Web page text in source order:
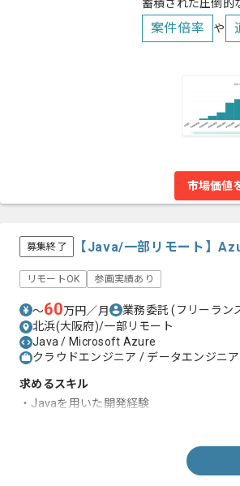
蓄積された圧倒的
案件倍率 や
市場価値
募集終了 【Java/一部リモート】
リモートOK 参画実績あり
〜60万円／月 業務委託(フリーラン
北浜(大阪府)/一部リモート
Java / Microsoft Azure
クラウドエンジニア / データエンジニ
求めるスキル
・Javaを用いた開発経験